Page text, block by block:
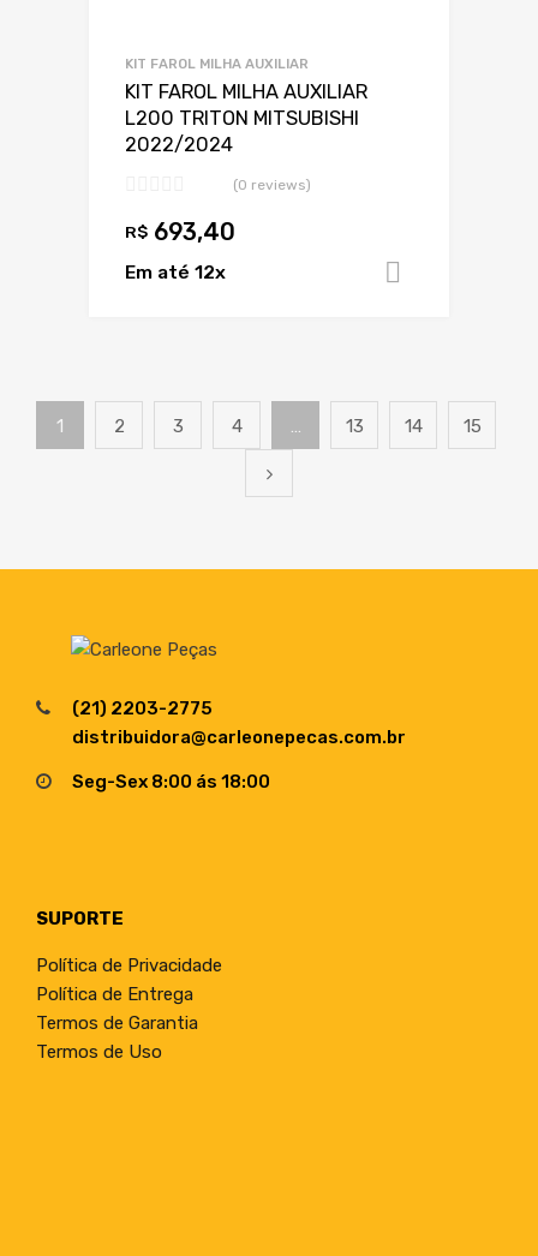
KIT FAROL MILHA AUXILIAR
KIT FAROL MILHA AUXILIAR
L200 TRITON MITSUBISHI
2022/2024
(0 reviews)
R$ 693,40
Em até 12x
1 2 3 4 … 13 14 15
(21) 2203-2775
distribuidora@carleonepecas.com.br
Seg-Sex 8:00 ás 18:00
SUPORTE
Política de Privacidade
Política de Entrega
Termos de Garantia
Termos de Uso